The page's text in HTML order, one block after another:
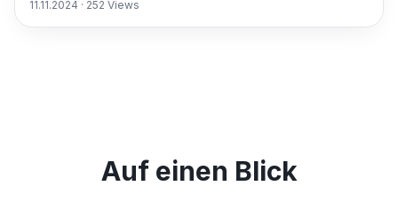
11.11.2024 · 252 Views
Auf einen Blick